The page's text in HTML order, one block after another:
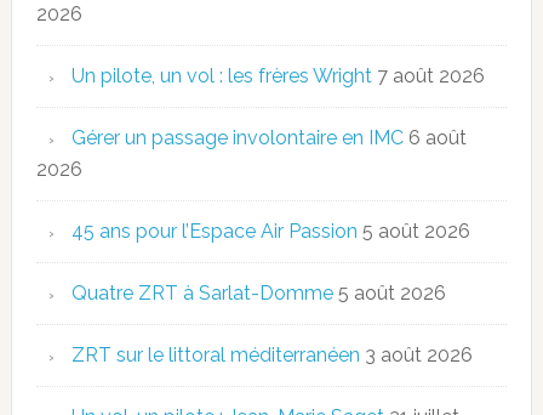
2026
Un pilote, un vol : les frères Wright 7 août 2026
Gérer un passage involontaire en IMC 6 août
2026
45 ans pour l’Espace Air Passion 5 août 2026
Quatre ZRT à Sarlat-Domme 5 août 2026
ZRT sur le littoral méditerranéen 3 août 2026